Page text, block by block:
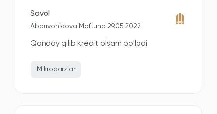
Savol
Abduvohidova Maftuna 29.05.2022
Qanday qilib kredit olsam bo'ladi
Mikroqarzlar